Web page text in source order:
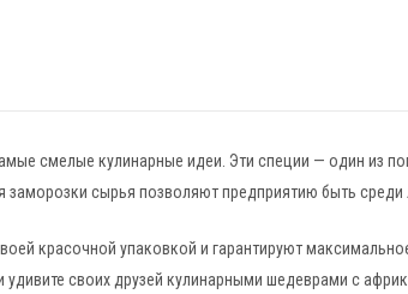
смелые кулинарные идеи. Эти специи — один из
сырья позволяют предприятию быть среди
красочной упаковкой и гарантируют
своих друзей кулинарными шедеврами с